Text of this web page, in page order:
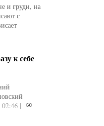
и груди, на
с
к себе
02:46 |